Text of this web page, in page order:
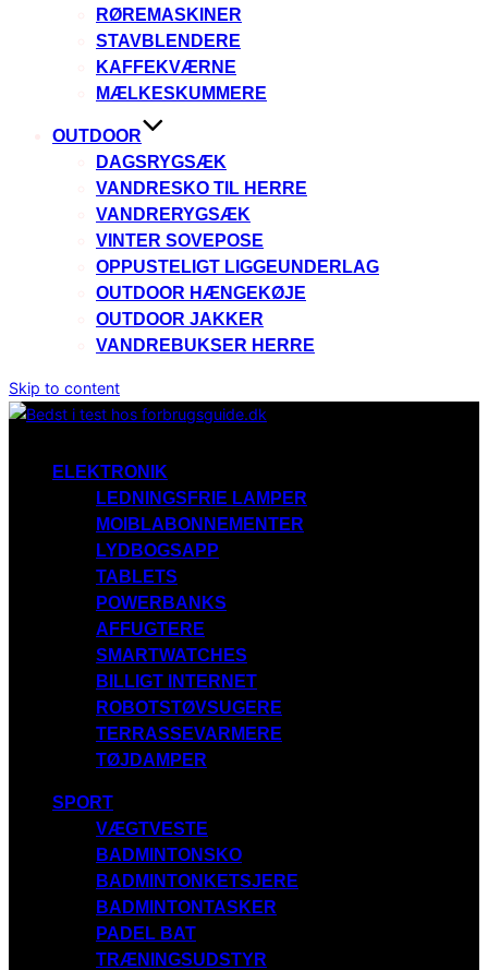
RØREMASKINER
STAVBLENDERE
KAFFEKVÆRNE
MÆLKESKUMMERE
OUTDOOR
DAGSRYGSÆK
VANDRESKO TIL HERRE
VANDRERYGSÆK
VINTER SOVEPOSE
OPPUSTELIGT LIGGEUNDERLAG
OUTDOOR HÆNGEKØJE
OUTDOOR JAKKER
VANDREBUKSER HERRE
Skip to content
ELEKTRONIK
LEDNINGSFRIE LAMPER
MOIBLABONNEMENTER
LYDBOGSAPP
TABLETS
POWERBANKS
AFFUGTERE
SMARTWATCHES
BILLIGT INTERNET
ROBOTSTØVSUGERE
TERRASSEVARMERE
TØJDAMPER
SPORT
VÆGTVESTE
BADMINTONSKO
BADMINTONKETSJERE
BADMINTONTASKER
PADEL BAT
TRÆNINGSUDSTYR